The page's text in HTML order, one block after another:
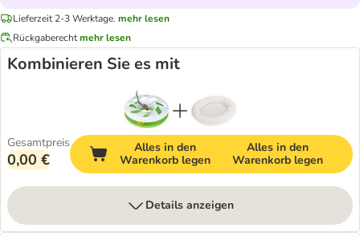
Lieferzeit 2-3 Werktage. mehr lesen
Rückgaberechtmehr lesen
Kombinieren Sie es mit
Gesamtpreis
0,00 €
Alles in den
Warenkorb legen
Alles in den
Warenkorb legen
Details anzeigen